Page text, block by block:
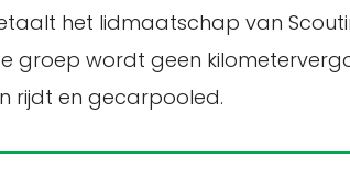
het lidmaatschap van
groep wordt geen
rijdt en gecarpooled.